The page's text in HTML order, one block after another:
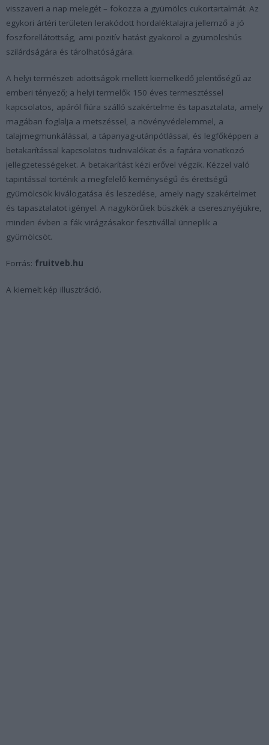
visszaveri a nap melegét – fokozza a gyümölcs cukortartalmát. Az
egykori ártéri területen lerakódott hordaléktalajra jellemző a jó
foszforellátottság, ami pozitív hatást gyakorol a gyümölcshús
szilárdságára és tárolhatóságára.
A helyi természeti adottságok mellett kiemelkedő jelentőségű az
emberi tényező; a helyi termelők 150 éves termesztéssel
kapcsolatos, apáról fiúra szálló szakértelme és tapasztalata, amely
magában foglalja a metszéssel, a növényvédelemmel, a
talajmegmunkálással, a tápanyag-utánpótlással, és legfőképpen a
betakarítással kapcsolatos tudnivalókat és a fajtára vonatkozó
jellegzetességeket. A betakarítást kézi erővel végzik. Kézzel való
tapintással történik a megfelelő keménységű és érettségű
gyümölcsök kiválogatása és leszedése, amely nagy szakértelmet
és tapasztalatot igényel. A nagykörűiek büszkék a cseresznyéjükre,
minden évben a fák virágzásakor fesztivállal ünneplik a
gyümölcsöt.
Forrás: fruitveb.hu
A kiemelt kép illusztráció.